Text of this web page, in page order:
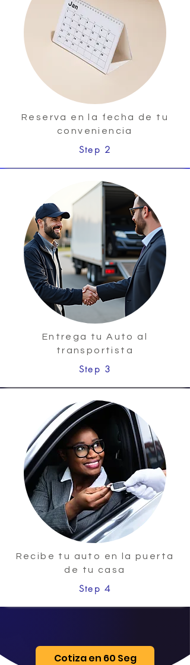
Reserva en la fecha de tu
conveniencia
Step 2
Entrega tu Auto al
transportista
Step 3
Recibe tu auto en la puerta
de tu casa
Step 4
Cotiza en 60 Seg